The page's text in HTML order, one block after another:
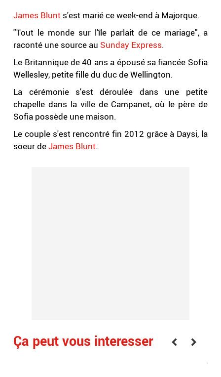
James Blunt s'est marié ce week-end à Majorque.
"Tout le monde sur l'île parlait de ce mariage", a
raconté une source au Sunday Express.
Le Britannique de 40 ans a épousé sa fiancée Sofia
Wellesley, petite fille du duc de Wellington.
La cérémonie s'est déroulée dans une petite
chapelle dans la ville de Campanet, où le père de
Sofia possède une maison.
Le couple s'est rencontré fin 2012 grâce à Daysi, la
soeur deJames Blunt.
Ça peut vous interesser